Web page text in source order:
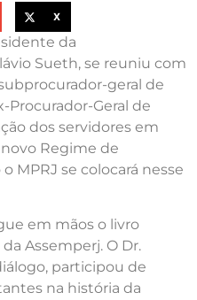
X
da
Sueth, se reuniu com
geral de
Procurador-Geral de
dos servidores em
novo Regime de
MPRJ se colocará nesse
em mãos o livro
Assemperj. O Dr.
participou de
na história da